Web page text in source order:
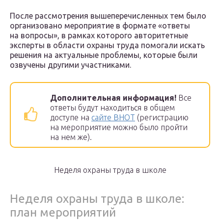
После рассмотрения вышеперечисленных тем было
организовано мероприятие в формате «ответы
на вопросы», в рамках которого авторитетные
эксперты в области охраны труда помогали искать
решения на актуальные проблемы, которые были
озвучены другими участниками.
Дополнительная информация! Все
ответы будут находиться в общем
доступе на сайте ВНОТ (регистрацию
на мероприятие можно было пройти
на нем же).
Неделя охраны труда в школе
Неделя охраны труда в школе:
план мероприятий